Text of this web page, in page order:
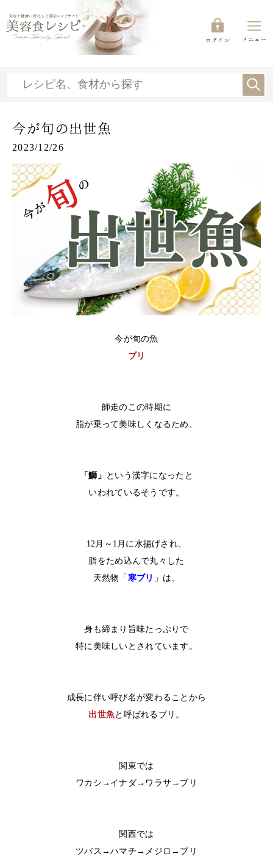
ログイン メニュー
今が旬の出世魚
2023/12/26
今が旬の魚
ブリ
師走のこの時期に
脂が乗って美味しくなるため、
「鰤」 という漢字になったと
いわれているそうです。
12月～1月に水揚げされ、
脂をため込んで丸々した
天然物 「 寒ブリ 」 は、
身も締まり旨味たっぷりで
特に美味しいとされています。
成長に伴い呼び名が変わることから
出世魚 と呼ばれるブリ。
関東では
ワカシ→イナダ→ワラサ→ブリ
関西では
ツバス→ハマチ→メジロ→ブリ